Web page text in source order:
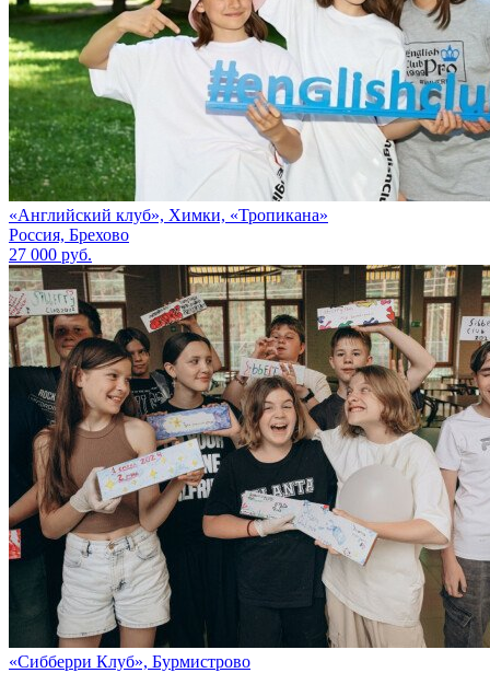
«Английский клуб», Химки, «Тропикана»
Россия, Брехово
27 000 руб.
«Сибберри Клуб», Бурмистрово